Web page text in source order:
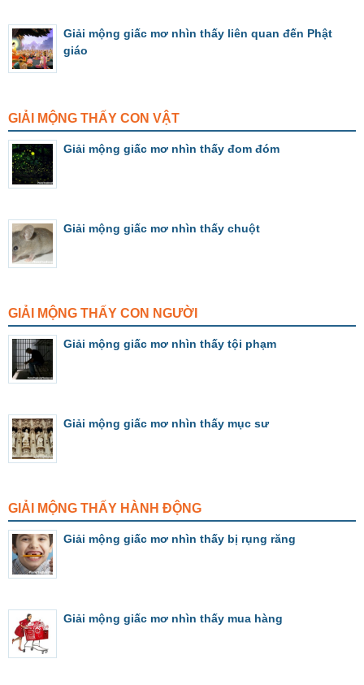
Giải mộng giấc mơ nhìn thấy liên quan đến Phật
giáo
GIẢI MỘNG THẤY CON VẬT
Giải mộng giấc mơ nhìn thấy đom đóm
Giải mộng giấc mơ nhìn thấy chuột
GIẢI MỘNG THẤY CON NGƯỜI
Giải mộng giấc mơ nhìn thấy tội phạm
Giải mộng giấc mơ nhìn thấy mục sư
GIẢI MỘNG THẤY HÀNH ĐỘNG
Giải mộng giấc mơ nhìn thấy bị rụng răng
Giải mộng giấc mơ nhìn thấy mua hàng